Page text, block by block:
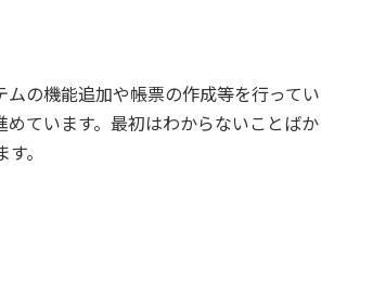
の機能追加や帳票の作成等を行ってい
ています。最初はわからないことばか
。